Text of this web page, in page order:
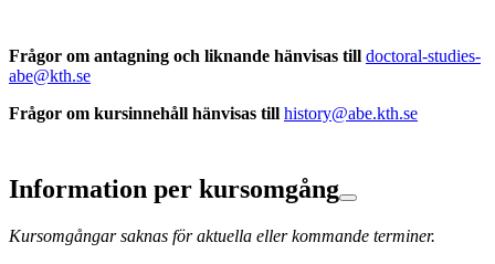
Frågor om antagning och liknande hänvisas till doctoral-studies-
abe@kth.se
Frågor om kursinnehåll hänvisas till history@abe.kth.se
Information per kursomgång
Kursomgångar saknas för aktuella eller kommande terminer.